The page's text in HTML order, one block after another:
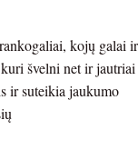
kojų galai ir
švelni net ir jautriai
ir suteikia jaukumo